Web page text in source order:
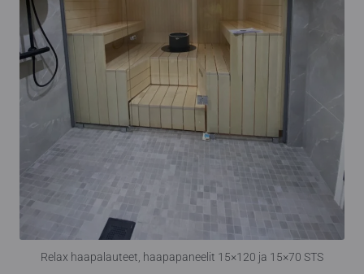
Relax haapalauteet, haapapaneelit 15×120 ja 15×70 STS